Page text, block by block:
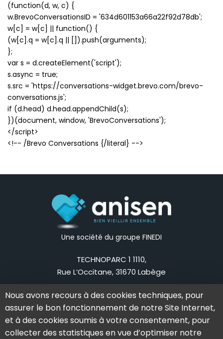
(function(d, w, c) {
w.BrevoConversationsID = '634d601153a66a22f92d78db';
w[c] = w[c] || function() {
(w[c].q = w[c].q || []).push(arguments);
};
var s = d.createElement('script');
s.async = true;
s.src = 'https://conversations-widget.brevo.com/brevo-
conversations.js';
if (d.head) d.head.appendChild(s);
})(document, window, 'BrevoConversations');
</script>
<!-- /Brevo Conversations {/literal} -->
Une société du groupe FINEDI
TECHNOPARC 1 1110,
Rue L’Occitane, 31670 Labège
Tel: 05 62 79 83 75
La société
L’aventure Anisen
Nos offres
Notre solution
Nous avons recours à des cookies techniques, pour
assurer le bon fonctionnement de notre Site Internet,
et à des cookies soumis à votre consentement, pour
collecter des statistiques en vue d’optimiser notre